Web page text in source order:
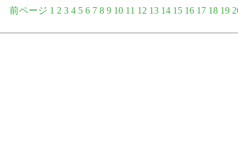
前ページ 1 2 3 4 5 6 7 8 9 10 11 12 13 14 15 16 17 18 19